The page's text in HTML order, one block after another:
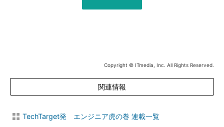
Copyright © ITmedia, Inc. All Rights Reserved.
関連情報
TechTarget発 エンジニア虎の巻 連載一覧